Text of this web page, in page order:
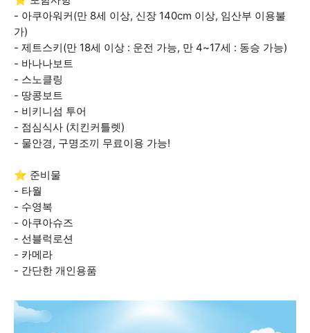
- 아쿠아워커(만 8세 이상, 신장 140cm 이상, 임산부 이용불
가)
- 제트스키(만 18세 이상 : 운전 가능, 만 4~17세 : 동승 가능)
- 바나나보트
- 스노클링
- 땅콩보트
- 비키니섬 투어
- 점심식사 (치킨커틀렛)
- 물안경, 구명조끼 무료이용 가능!
⭐ 준비물
- 타월
- 수영복
- 아쿠아슈즈
- 선블럭로션
- 카메라
- 간단한 개인용품